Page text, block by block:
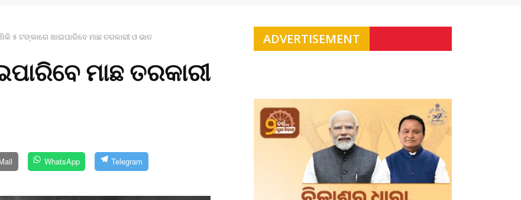
୫ ଟଙ୍କାରେ ଖାଇପାରିବେ ମାଛ ତରକାରୀ ଓ ଭାତ
ମାଛ ତରକାରୀ
WhatsApp Telegram
ADVERTISEMENT